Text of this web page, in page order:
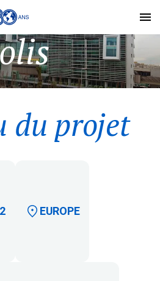
du projet
EUROPE